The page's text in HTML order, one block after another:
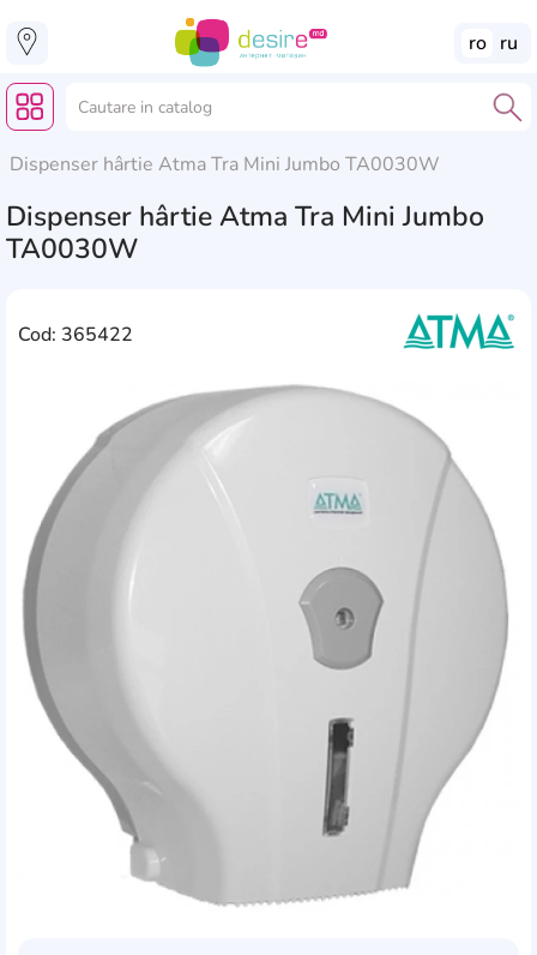
ro ru
Dispenser hârtie Atma Tra Mini Jumbo TA0030W
Dispenser hârtie Atma Tra Mini Jumbo
TA0030W
Cod: 365422